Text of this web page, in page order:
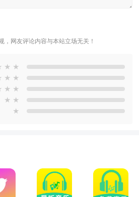
，网友评论内容与本站立场无关！
★ ★
★ ★
★ ★
★ ★
★